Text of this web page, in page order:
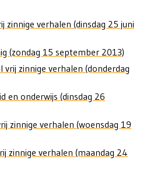
zinnige verhalen (dinsdag 25 juni
(zondag 15 september 2013)
vrij zinnige verhalen (donderdag
en onderwijs (dinsdag 26
zinnige verhalen (woensdag 19
zinnige verhalen (maandag 24